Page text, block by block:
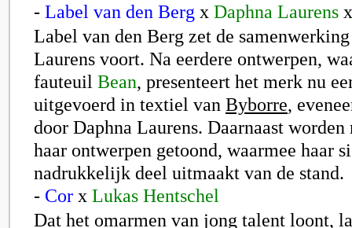
- Label van den Berg x Daphna Laurens
Label van den Berg zet de samenwerking
Laurens voort. Na eerdere ontwerpen,
fauteuil Bean, presenteert het merk nu
uitgevoerd in textiel van Byborre,
door Daphna Laurens. Daarnaast worden
haar ontwerpen getoond, waarmee haar
nadrukkelijk deel uitmaakt van de stand.
- Cor x Lukas Hentschel
Dat het omarmen van jong talent loont,